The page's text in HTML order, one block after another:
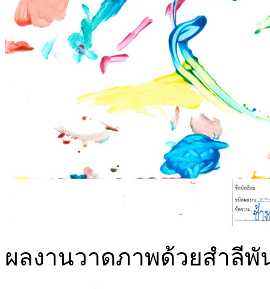
ผลงานวาดภาพด้วยสำลี